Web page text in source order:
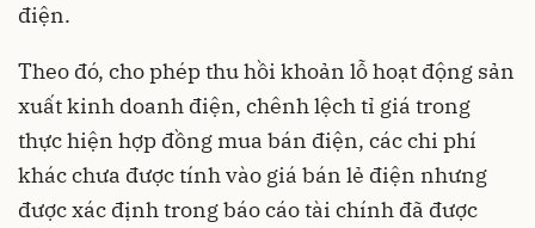
điện.
Theo đó, cho phép thu hồi khoản lỗ hoạt động sản
xuất kinh doanh điện, chênh lệch tỉ giá trong
thực hiện hợp đồng mua bán điện, các chi phí
khác chưa được tính vào giá bán lẻ điện nhưng
được xác định trong báo cáo tài chính đã được